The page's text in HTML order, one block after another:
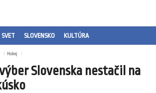
SVET SLOVENSKO KULTÚRA
Hokej
Slovenska nestačil na